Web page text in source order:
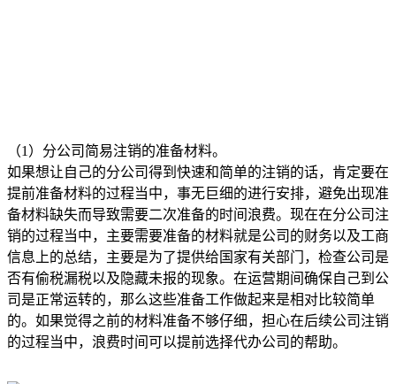
（1）分公司简易注销的准备材料。
如果想让自己的分公司得到快速和简单的注销的话，肯定要在
提前准备材料的过程当中，事无巨细的进行安排，避免出现准
备材料缺失而导致需要二次准备的时间浪费。现在在分公司注
销的过程当中，主要需要准备的材料就是公司的财务以及工商
信息上的总结，主要是为了提供给国家有关部门，检查公司是
否有偷税漏税以及隐藏未报的现象。在运营期间确保自己到公
司是正常运转的，那么这些准备工作做起来是相对比较简单
的。如果觉得之前的材料准备不够仔细，担心在后续公司注销
的过程当中，浪费时间可以提前选择代办公司的帮助。